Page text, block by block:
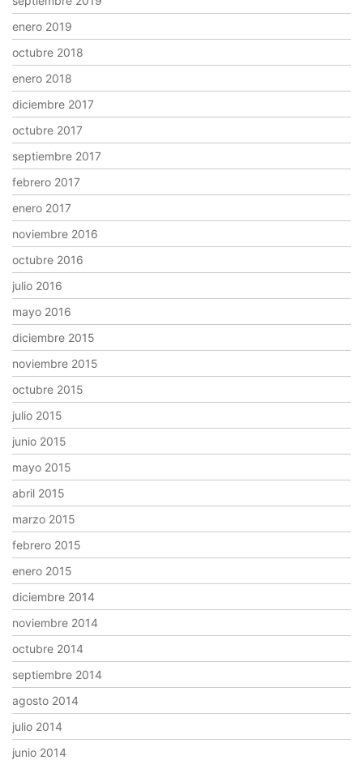
enero 2019
octubre 2018
enero 2018
diciembre 2017
octubre 2017
septiembre 2017
febrero 2017
enero 2017
noviembre 2016
octubre 2016
julio 2016
mayo 2016
diciembre 2015
noviembre 2015
octubre 2015
julio 2015
junio 2015
mayo 2015
abril 2015
marzo 2015
febrero 2015
enero 2015
diciembre 2014
noviembre 2014
octubre 2014
septiembre 2014
agosto 2014
julio 2014
junio 2014